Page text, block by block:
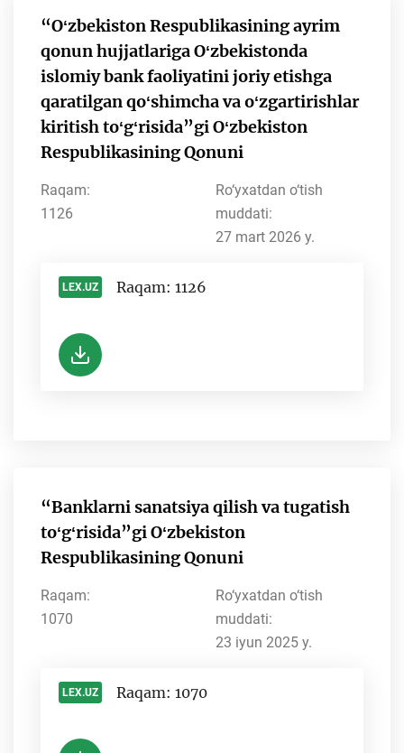
“Oʻzbekiston Respublikasining ayrim
qonun hujjatlariga Oʻzbekistonda
islomiy bank faoliyatini joriy etishga
qaratilgan qoʻshimcha va oʻzgartirishlar
kiritish toʻgʻrisida”gi Oʻzbekiston
Respublikasining Qonuni
Raqam:
1126
Ro‘yxatdan o‘tish
muddati:
27 mart 2026 y.
LEX.UZ Raqam: 1126
“Banklarni sanatsiya qilish va tugatish
toʻgʻrisida”gi Oʻzbekiston
Respublikasining Qonuni
Raqam:
1070
Ro‘yxatdan o‘tish
muddati:
23 iyun 2025 y.
LEX.UZ Raqam: 1070